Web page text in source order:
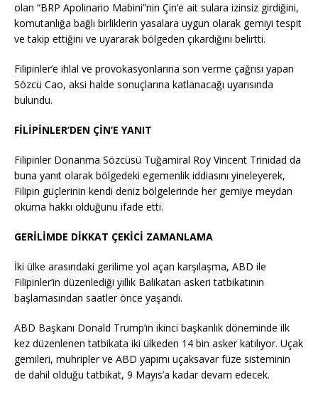
olan “BRP Apolinario Mabini”nin Çin’e ait sulara izinsiz girdiğini,
komutanlığa bağlı birliklerin yasalara uygun olarak gemiyi tespit
ve takip ettiğini ve uyararak bölgeden çıkardığını belirtti.
Filipinler’e ihlal ve provokasyonlarına son verme çağrısı yapan
Sözcü Cao, aksi halde sonuçlarına katlanacağı uyarısında
bulundu.
FİLİPİNLER’DEN ÇİN’E YANIT
Filipinler Donanma Sözcüsü Tuğamiral Roy Vincent Trinidad da
buna yanıt olarak bölgedeki egemenlik iddiasını yineleyerek,
Filipin güçlerinin kendi deniz bölgelerinde her gemiye meydan
okuma hakkı olduğunu ifade etti.
GERİLİMDE DİKKAT ÇEKİCİ ZAMANLAMA
İki ülke arasındaki gerilime yol açan karşılaşma, ABD ile
Filipinler’in düzenlediği yıllık Balikatan askeri tatbikatının
başlamasından saatler önce yaşandı.
ABD Başkanı Donald Trump’ın ikinci başkanlık döneminde ilk
kez düzenlenen tatbikata iki ülkeden 14 bin asker katılıyor. Uçak
gemileri, muhripler ve ABD yapımı uçaksavar füze sisteminin
de dahil olduğu tatbikat, 9 Mayıs’a kadar devam edecek.